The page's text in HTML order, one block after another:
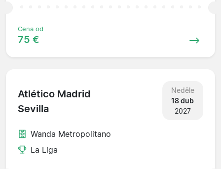
Cena od
75 €
Atlético Madrid
Sevilla
Neděle
18 dub
2027
Wanda Metropolitano
La Liga